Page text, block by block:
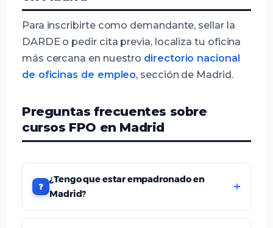
Para inscribirte como demandante, sellar la
DARDE o pedir cita previa, localiza tu oficina
más cercana en nuestro directorio nacional
de oficinas de empleo, sección de Madrid.
Preguntas frecuentes sobre
cursos FPO en Madrid
¿Tengo que estar empadronado en
Madrid?